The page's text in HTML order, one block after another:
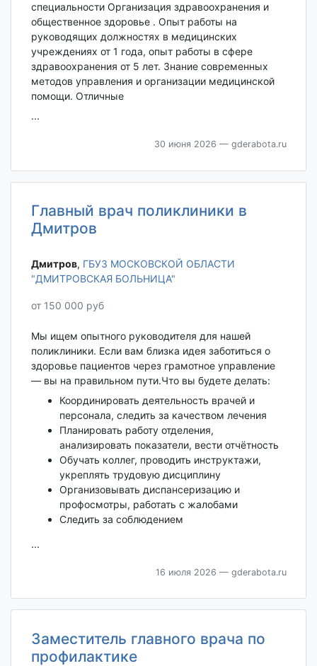
специальности Организация здравоохранения и
общественное здоровье . Опыт работы на
руководящих должностях в медицинских
учреждениях от 1 года, опыт работы в сфере
здравоохранения от 5 лет. Знание современных
методов управления и организации медицинской
помощи. Отличные
...
30 июня 2026 — gderabota.ru
Главный врач поликлиники в
Дмитров
Дмитров‎, ГБУЗ МОСКОВСКОЙ ОБЛАСТИ
"ДМИТРОВСКАЯ БОЛЬНИЦА"
от 150 000 руб
Мы ищем опытного руководителя для нашей
поликлиники. Если вам близка идея заботиться о
здоровье пациентов через грамотное управление
— вы на правильном пути.Что вы будете делать:
Координировать деятельность врачей и
персонала, следить за качеством лечения
Планировать работу отделения,
анализировать показатели, вести отчётность
Обучать коллег, проводить инструктажи,
укреплять трудовую дисциплину
Организовывать диспансеризацию и
профосмотры, работать с жалобами
Следить за соблюдением
...
16 июля 2026 — gderabota.ru
Заместитель главного врача по
профилактике